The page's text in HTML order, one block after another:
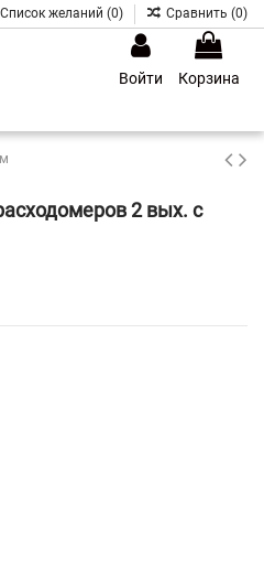
Список желаний (0) Сравнить (0)
Войти
Корзина
2 вых. с